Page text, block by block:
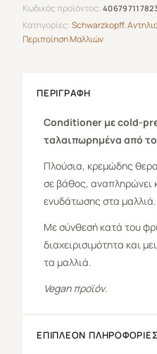
ποσότητα
Κωδικός προϊόντος:
Κατηγορίες:Schwarzkopff,
Περιποίηση Μαλλιών
ΠΕΡΙΓΡΑΦΉ
Conditioner με cold-
ταλαιπωρημένα από
Πλούσια, κρεμώδης
σε βάθος, αναπληρώνει
ενυδάτωσης στα μαλλιά.
Με σύνθεσή κατά του
διαχειρισιμότητα και
τα μαλλιά.
Vegan προϊόν.
ΕΠΙΠΛΈΟΝ ΠΛΗΡΟΦΟΡΊΕΣ